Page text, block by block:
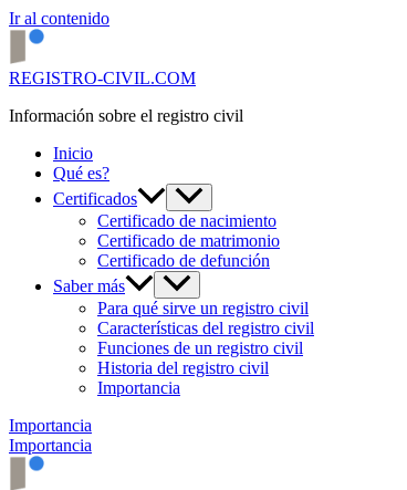
Ir al contenido
REGISTRO-CIVIL.COM
Información sobre el registro civil
Inicio
Qué es?
Certificados
Certificado de nacimiento
Certificado de matrimonio
Certificado de defunción
Saber más
Para qué sirve un registro civil
Características del registro civil
Funciones de un registro civil
Historia del registro civil
Importancia
Importancia
Importancia